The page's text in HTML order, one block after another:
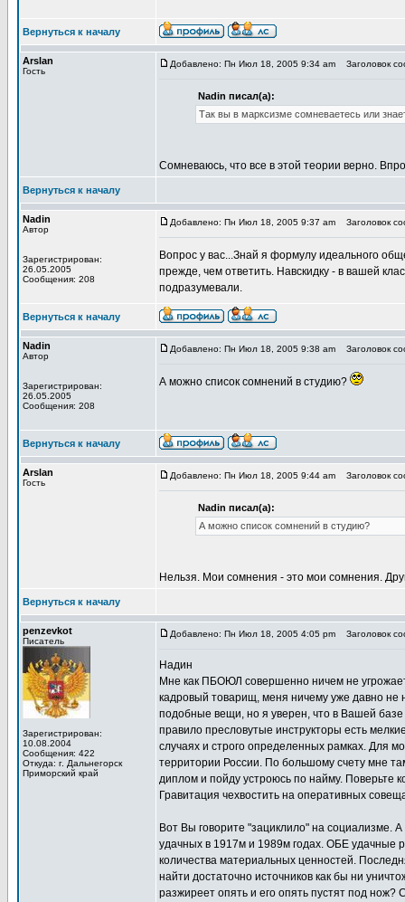
Вернуться к началу
Arslan
Гость
Добавлено: Пн Июл 18, 2005 9:34 am Заголовок
Nadin писал(а):
Так вы в марксизме сомневаетесь или
Сомневаюсь, что все в этой теории верно.
Вернуться к началу
Nadin
Автор
Зарегистрирован:
26.05.2005
Сообщения: 208
Добавлено: Пн Июл 18, 2005 9:37 am Заголовок
Вопрос у вас...Знай я формулу идеального
прежде, чем ответить. Навскидку - в вашей
подразумевали.
Вернуться к началу
Nadin
Автор
Зарегистрирован:
26.05.2005
Сообщения: 208
Добавлено: Пн Июл 18, 2005 9:38 am Заголовок
А можно список сомнений в студию?
Вернуться к началу
Arslan
Гость
Добавлено: Пн Июл 18, 2005 9:44 am Заголовок
Nadin писал(а):
А можно список сомнений в студию?
Нельзя. Мои сомнения - это мои сомнения.
Вернуться к началу
penzevkot
Писатель
Зарегистрирован:
10.08.2004
Сообщения: 422
Откуда: г. Дальнегорск
Приморский край
Добавлено: Пн Июл 18, 2005 4:05 pm Заголовок
Надин
Мне как ПБОЮЛ совершенно ничем не
кадровый товарищ, меня ничему уже давно не
подобные вещи, но я уверен, что в Вашей
правило пресловутые инструкторы есть
случаях и строго определенных рамках. Для
территории России. По большому счету мне
диплом и пойду устроюсь по найму. Поверьте
Гравитация чехвостить на оперативных
Вот Вы говорите "зациклило" на социализме.
удачных в 1917м и 1989м годах. ОБЕ удачные
количества материальных ценностей.
найти достаточно источников как бы ни
разжиреет опять и его опять пустят под